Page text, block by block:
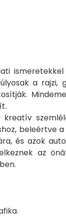
a rajzi,
beleértve
és azok
az